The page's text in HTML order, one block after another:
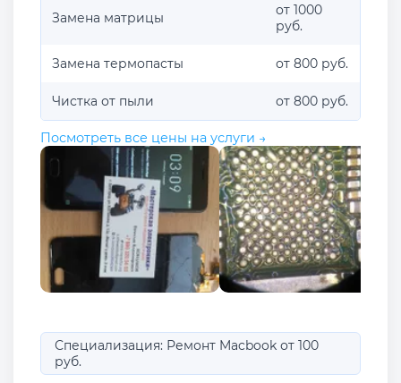
Замена матрицы
от 1000
руб.
Замена термопасты от 800 руб.
Чистка от пыли от 800 руб.
Посмотреть все цены на услуги →
Специализация: Ремонт Macbook от 100
руб.